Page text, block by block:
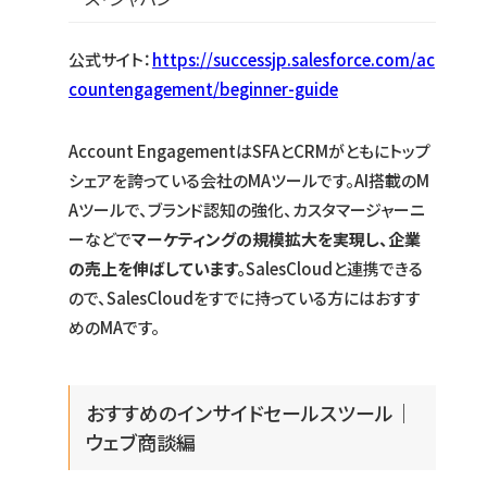
公式サイト：https://successjp.salesforce.com/ac
countengagement/beginner-guide
Account EngagementはSFAとCRMがともにトップ
シェアを誇っている会社のMAツールです。AI搭載のM
Aツールで、ブランド認知の強化、カスタマージャーニ
ーなどでマーケティングの規模拡大を実現し、企業
の売上を伸ばしています。SalesCloudと連携できる
ので、SalesCloudをすでに持っている方にはおすす
めのMAです。
おすすめのインサイドセールスツール｜
ウェブ商談編